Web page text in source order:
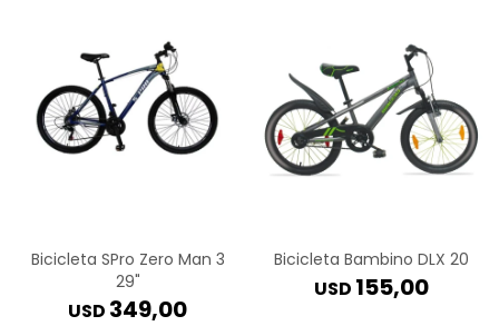
Bicicleta SPro Zero Man 3
29"
USD 349,00
Bicicleta Bambino DLX 20
USD 155,00